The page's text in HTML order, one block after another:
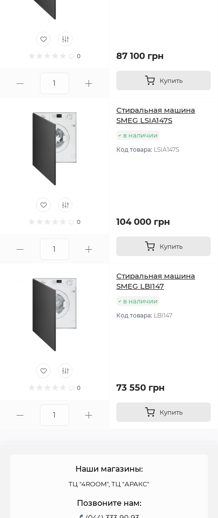
0 87 100 грн
Купить
0
Стиральная машина
SMEG LSIA147S
в наличии
Код товара: LSIA147S
104 000 грн
Купить
0
Стиральная машина
SMEG LBI147
в наличии
Код товара: LBI147
73 550 грн
Купить
Наши магазины:
ТЦ "4ROOM", ТЦ "АРАКС"
Позвоните нам: